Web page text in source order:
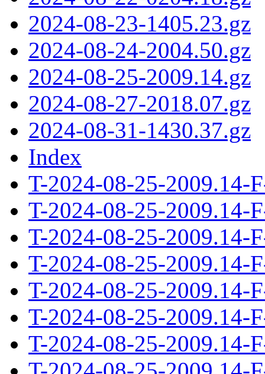
2024-08-23-1405.23.gz
2024-08-24-2004.50.gz
2024-08-25-2009.14.gz
2024-08-27-2018.07.gz
2024-08-31-1430.37.gz
Index
T-2024-08-25-2009.14-
T-2024-08-25-2009.14-
T-2024-08-25-2009.14-
T-2024-08-25-2009.14-
T-2024-08-25-2009.14-
T-2024-08-25-2009.14-
T-2024-08-25-2009.14-